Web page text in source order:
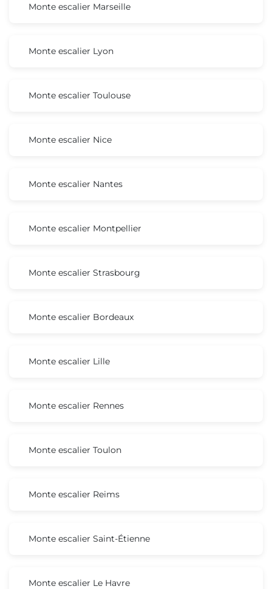
Monte escalier Marseille
Monte escalier Lyon
Monte escalier Toulouse
Monte escalier Nice
Monte escalier Nantes
Monte escalier Montpellier
Monte escalier Strasbourg
Monte escalier Bordeaux
Monte escalier Lille
Monte escalier Rennes
Monte escalier Toulon
Monte escalier Reims
Monte escalier Saint-Étienne
Monte escalier Le Havre